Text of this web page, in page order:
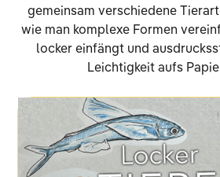
gemeinsam verschiedene
wie man komplexe Formen
locker einfängt und
Leichtigkeit aufs